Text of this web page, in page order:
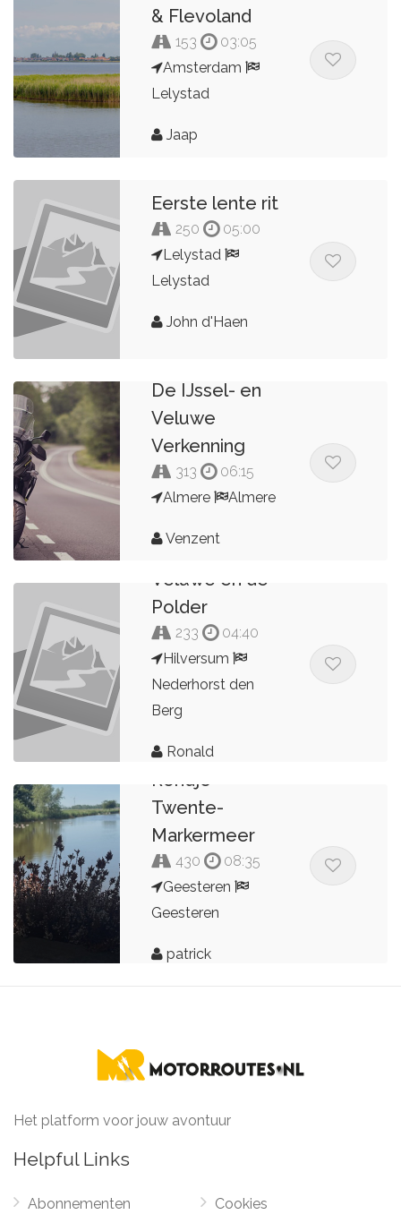
& Flevoland
153
03:05
Amsterdam
Lelystad
Jaap
Eerste lente rit
250
05:00
Lelystad
Lelystad
John d'Haen
De IJssel- en
Veluwe
Verkenning
313
06:15
Almere
Almere
Venzent
Veluwe en de
Polder
233
04:40
Hilversum
Nederhorst den
Berg
Ronald
Rondje
Twente-
Markermeer
430
08:35
Geesteren
Geesteren
patrick
Het platform voor jouw avontuur
Helpful Links
Abonnementen Cookies